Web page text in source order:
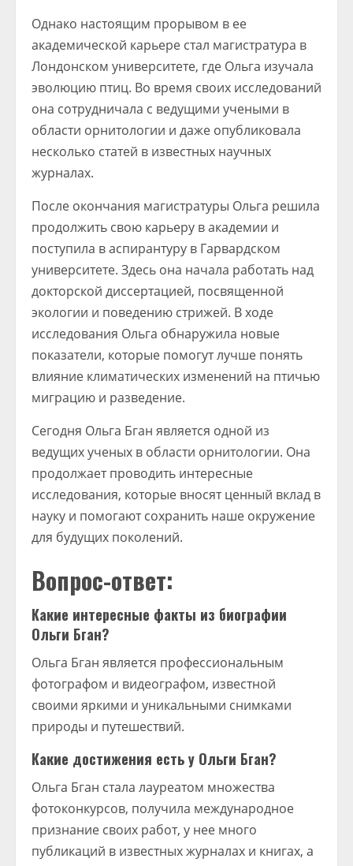
Однако настоящим прорывом в ее
академической карьере стал магистратура в
Лондонском университете, где Ольга изучала
эволюцию птиц. Во время своих исследований
она сотрудничала с ведущими учеными в
области орнитологии и даже опубликовала
несколько статей в известных научных
журналах.
После окончания магистратуры Ольга решила
продолжить свою карьеру в академии и
поступила в аспирантуру в Гарвардском
университете. Здесь она начала работать над
докторской диссертацией, посвященной
экологии и поведению стрижей. В ходе
исследования Ольга обнаружила новые
показатели, которые помогут лучше понять
влияние климатических изменений на птичью
миграцию и разведение.
Сегодня Ольга Бган является одной из
ведущих ученых в области орнитологии. Она
продолжает проводить интересные
исследования, которые вносят ценный вклад в
науку и помогают сохранить наше окружение
для будущих поколений.
Вопрос-ответ:
Какие интересные факты из биографии
Ольги Бган?
Ольга Бган является профессиональным
фотографом и видеографом, известной
своими яркими и уникальными снимками
природы и путешествий.
Какие достижения есть у Ольги Бган?
Ольга Бган стала лауреатом множества
фотоконкурсов, получила международное
признание своих работ, у нее много
публикаций в известных журналах и книгах, а